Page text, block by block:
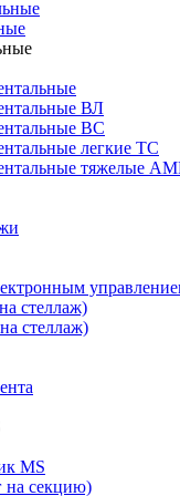
ВЛ
ВС
легкие ТС
тяжелые
стеллаж)
стеллаж)
MS
на секцию)